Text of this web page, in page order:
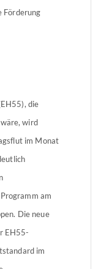
Förderung
die
wird
im Monat
am
Die neue
EH55-
im